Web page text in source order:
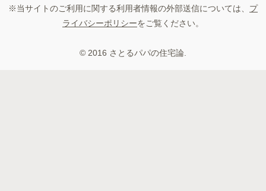
※当サイトのご利用に関する利用者情報の外部送信については、 プ
ライバシーポリシーをご覧ください。
© 2016 さとるパパの住宅論.